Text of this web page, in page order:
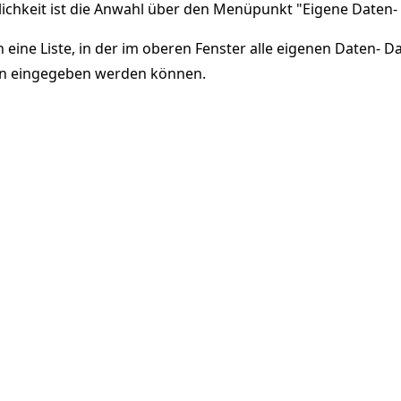
ist die Anwahl über den Menüpunkt "Eigene
eine Liste, in der im oberen Fenster alle eigenen Daten-
eingegeben werden können.